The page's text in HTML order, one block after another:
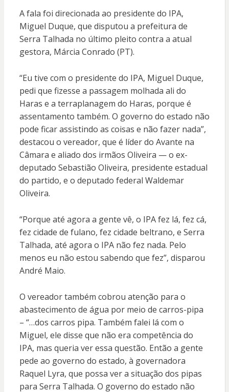
A fala foi direcionada ao presidente do IPA,
Miguel Duque, que disputou a prefeitura de
Serra Talhada no último pleito contra a atual
gestora, Márcia Conrado (PT).
“Eu tive com o presidente do IPA, Miguel Duque,
pedi que fizesse a passagem molhada ali do
Haras e a terraplanagem do Haras, porque é
assentamento também. O governo do estado não
pode ficar assistindo as coisas e não fazer nada”,
destacou o vereador, que é líder do Avante na
Câmara e aliado dos irmãos Oliveira — o ex-
deputado Sebastião Oliveira, presidente estadual
do partido, e o deputado federal Waldemar
Oliveira.
“Porque até agora a gente vê, o IPA fez lá, fez cá,
fez cidade de fulano, fez cidade beltrano, e Serra
Talhada, até agora o IPA não fez nada. Pelo
menos eu não estou sabendo que fez”, disparou
André Maio.
O vereador também cobrou atenção para o
abastecimento de água por meio de carros-pipa
– “…dos carros pipa. Também falei lá com o
Miguel, ele disse que não era competência do
IPA, mas queria ver essa questão. Então a gente
pede ao governo do estado, à governadora
Raquel Lyra, que possa ver a situação dos pipas
para Serra Talhada. O governo do estado não